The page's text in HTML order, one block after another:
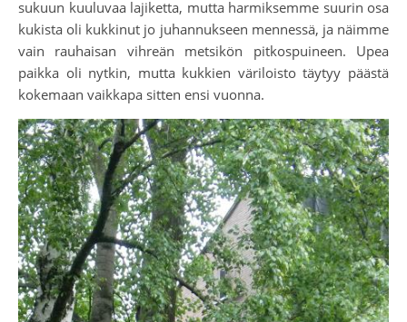
sukuun kuuluvaa lajiketta, mutta harmiksemme suurin osa
kukista oli kukkinut jo juhannukseen mennessä, ja näimme
vain rauhaisan vihreän metsikön pitkospuineen. Upea
paikka oli nytkin, mutta kukkien väriloisto täytyy päästä
kokemaan vaikkapa sitten ensi vuonna.